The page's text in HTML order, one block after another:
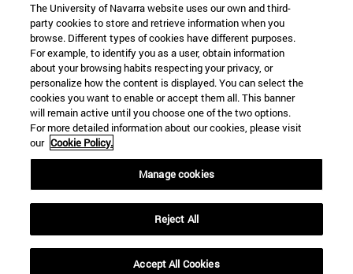
The University of Navarra website uses our own and third-
party cookies to store and retrieve information when you
browse. Different types of cookies have different purposes.
For example, to identify you as a user, obtain information
about your browsing habits respecting your privacy, or
personalize how the content is displayed. You can select the
cookies you want to enable or accept them all. This banner
will remain active until you choose one of the two options.
For more detailed information about our cookies, please visit
our Cookie Policy.
Manage cookies
Reject All
Accept All Cookies